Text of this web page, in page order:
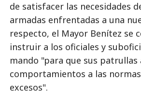
de satisfacer las necesidades
armadas enfrentadas a una
respecto, el Mayor Benítez se
instruir a los oficiales y
mando "para que sus patrullas
comportamientos a las
excesos".